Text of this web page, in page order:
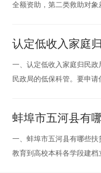
全额资助，第二类救助对象
段逐段救助(费用段按大病
认定低收入家庭
一、认定低收入家庭归民
民政局的低保科管。要申请
的城市居民。2、尚有一定
城市低保标准的城
蚌埠市五河县有
一、蚌埠市五河县有哪些
教育到高校本科各学段建档